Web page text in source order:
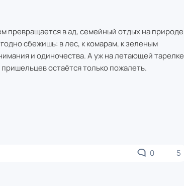
превращается в ад, семейный отдых на природе
сбежишь: в лес, к комарам, к зеленым
и одиночества. А уж на летающей тарелке
остаётся только пожалеть.
0 5